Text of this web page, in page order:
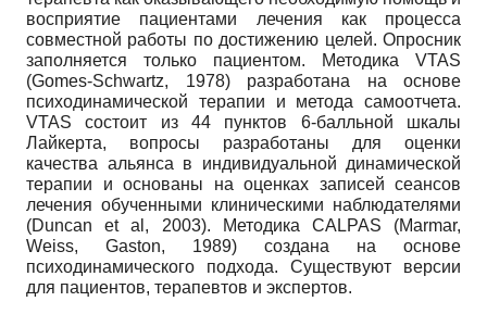
восприятие пациентами лечения как процесса
совместной работы по достижению целей. Опросник
заполняется только пациентом. Методика VTAS
(Gomes-Schwartz, 1978) разработана на основе
психодинамической терапии и метода самоотчета.
VTAS состоит из 44 пунктов 6-балльной шкалы
Лайкерта, вопросы разработаны для оценки
качества альянса в индивидуальной динамической
терапии и основаны на оценках записей сеансов
лечения обученными клиническими наблюдателями
(Duncan et al, 2003). Методика CALPAS (Marmar,
Weiss, Gaston, 1989) создана на основе
психодинамического подхода. Существуют версии
для пациентов, терапевтов и экспертов.